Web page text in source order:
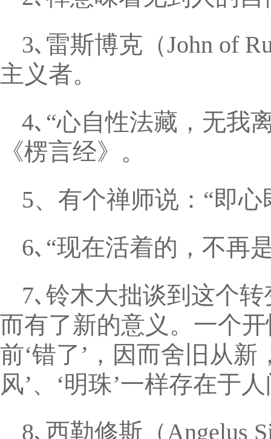
3､雷斯博克（John of
主义者。
4､“心自性法藏，无我
《楞言经》。
5、有个禅师说：“即
6､“现在活着的，不再
7､铃木大拙谈到这个
而有了新的意义。一个
前‘错了’，因而舍旧从
风’、‘明珠’一样存在于
8､西勒修斯（Angelus